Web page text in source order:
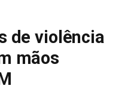
de violência
mãos